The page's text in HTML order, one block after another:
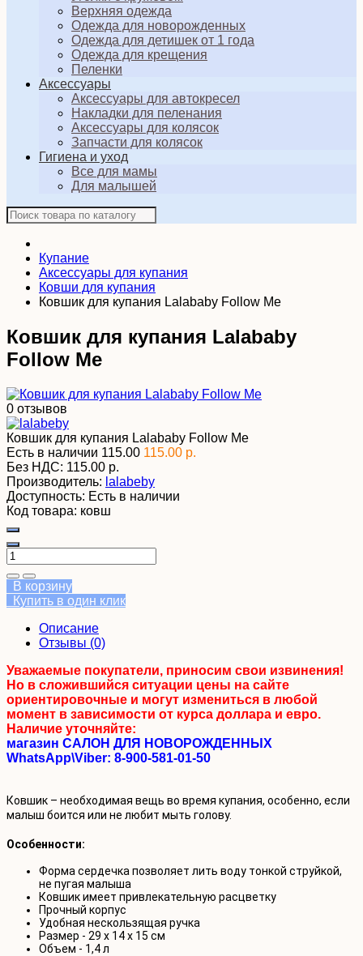
Верхняя одежда
Одежда для новорожденных
Одежда для детишек от 1 года
Одежда для крещения
Пеленки
Аксессуары
Аксессуары для автокресел
Накладки для пеленания
Аксессуары для колясок
Запчасти для колясок
Гигиена и уход
Все для мамы
Для малышей
Купание
Аксессуары для купания
Ковши для купания
Ковшик для купания Lalababy Follow Me
Ковшик для купания Lalababy
Follow Me
0 отзывов
Ковшик для купания Lalababy Follow Me
Есть в наличии 115.00 115.00 р.
Без НДС: 115.00 р.
Производитель: lalabeby
Доступность: Есть в наличии
Код товара: ковш
В корзину
Купить в один клик
Описание
Отзывы (0)
Уважаемые покупатели, приносим свои извинения!
Но в сложившийся ситуации цены на сайте
ориентировочные и могут измениться в любой
момент в зависимости от курса доллара и евро.
Наличие уточняйте:
магазин САЛОН ДЛЯ НОВОРОЖДЕННЫХ
WhatsApp\Viber: 8-900-581-01-50
Ковшик – необходимая вещь во время купания, особенно, если
малыш боится или не любит мыть голову.
Особенности:
Форма сердечка позволяет лить воду тонкой струйкой,
не пугая малыша
Ковшик имеет привлекательную расцветку
Прочный корпус
Удобная нескользящая ручка
Размер - 29 х 14 х 15 см
Объем - 1,4 л